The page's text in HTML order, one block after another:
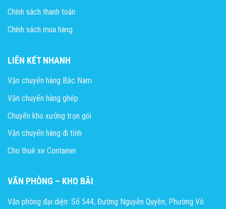
Chính sách thanh toán
Chính sách mua hàng
LIÊN KẾT NHANH
Vận chuyển hàng Bắc Nam
Vận chuyển hàng ghép
Chuyển kho xưởng trọn gói
Vận chuyển hàng đi tỉnh
Cho thuê xe Container
VĂN PHÒNG – KHO BÃI
Văn phòng đại diện: Số 544, Đường Nguyễn Quyền, Phường Võ